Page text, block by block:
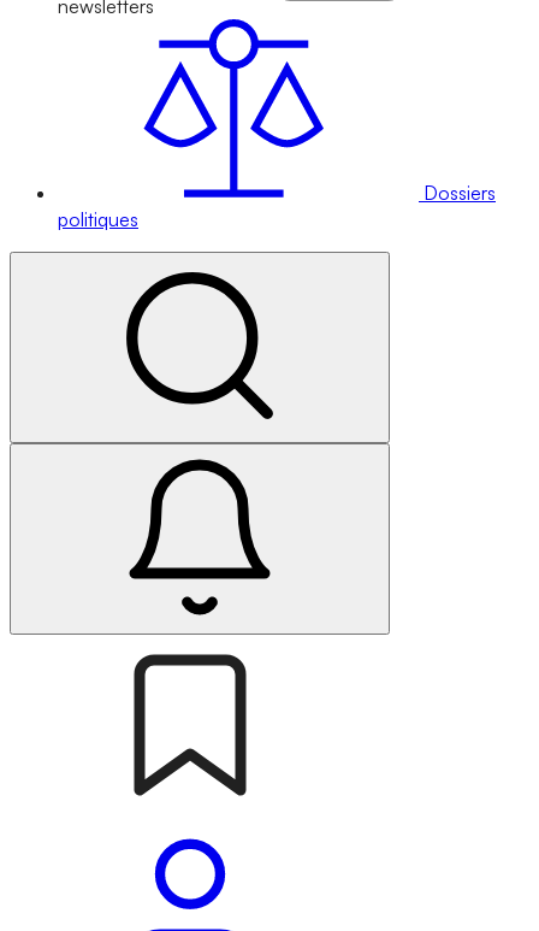
newsletters
Dossiers
politiques